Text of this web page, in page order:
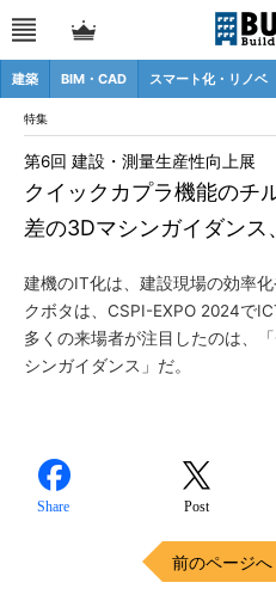
建築 BIM・CAD スマート化・リノベ
特集
クイックカプラ機能のチ
差の3Dマシンガイダンス
第6回 建設・測量生産性向上展
建機のIT化は、建設現場の効率
クボタは、CSPI-EXPO 2024で
多くの来場者が注目したのは、
シンガイダンス」だ。
Share Post
前のページへ